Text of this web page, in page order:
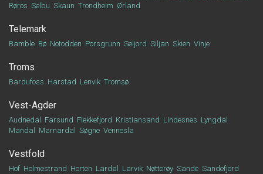
Røros Selbu Skaun Trondheim Ørland
Telemark
Bamble Bø Notodden Porsgrunn Seljord Siljan Skien Vinje
Troms
Bardufoss Harstad Lenvik Tromsø
Vest-Agder
Audnedal Farsund Flekkefjord Kristiansand Lindesnes Lyngdal
Mandal
Marnardal Søgne Vennesla
Vestfold
Hof Holmestrand Horten Lardal Larvik Nøtterøy Sande Sandefjord